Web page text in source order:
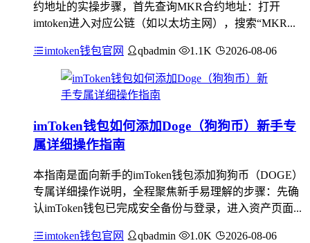
约地址的实操步骤，首先查询MKR合约地址：打开
imtoken进入对应公链（如以太坊主网），搜索“MKR...
imtoken钱包官网 qbadmin 1.1K 2026-08-06
imToken钱包如何添加Doge（狗狗币）新手专
属详细操作指南
本指南是面向新手的imToken钱包添加狗狗币（DOGE）
专属详细操作说明，全程聚焦新手易理解的步骤：先确
认imToken钱包已完成安全备份与登录，进入资产页面...
imtoken钱包官网 qbadmin 1.0K 2026-08-06